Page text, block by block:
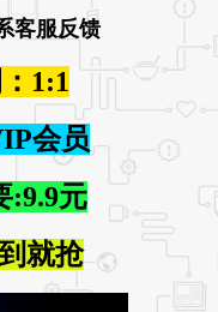
客服反馈
1:1
会员
:9.9元
就抢